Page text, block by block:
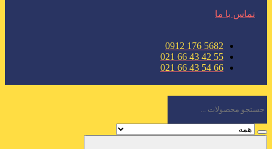
تماس با ما
5682 176 0912
55 42 43 66 021
66 54 43 66 021